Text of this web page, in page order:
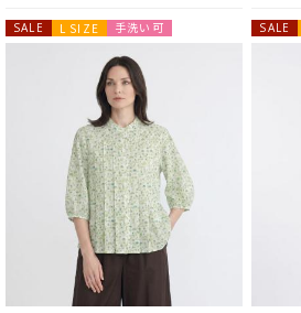
SALE L SIZE 手洗い可 SALE